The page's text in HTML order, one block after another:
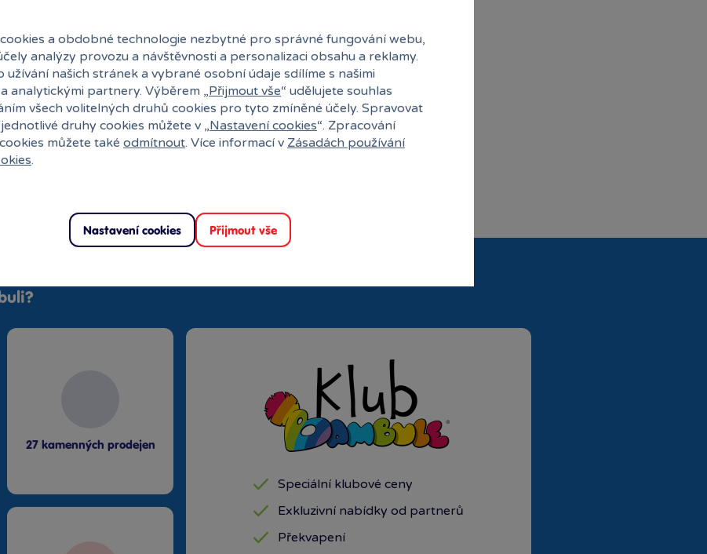
27 kamenných prodejen
Speciální klubové ceny
Exkluzivní nabídky od partnerů
Překvapení
a obdobné technologie nezbytné pro správné fungování webu,
analýzy provozu a návštěvnosti a personalizaci obsahu a reklamy.
užívání našich stránek a vybrané osobní údaje sdílíme s našimi
analytickými partnery. Výběrem „Přijmout vše“ udělujete souhlas
všech volitelných druhů cookies pro tyto zmíněné účely. Spravovat
druhy cookies můžete v „Nastavení cookies“. Zpracování
můžete také odmítnout. Více informací v Zásadách používání
.
Nastavení cookies Přijmout vše